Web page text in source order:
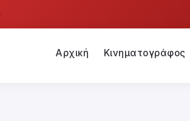
Αρχική Κινηματογράφος